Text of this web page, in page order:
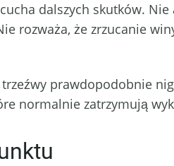
dalszych skutków.
rozważa, że zrzucanie
prawdopodobnie
normalnie zatrzymują